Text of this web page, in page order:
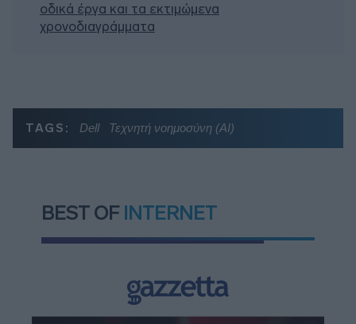
οδικά έργα και τα εκτιμώμενα
χρονοδιαγράμματα
TAGS: Dell Τεχνητή νοημοσύνη (ΑΙ)
BEST OF INTERNET